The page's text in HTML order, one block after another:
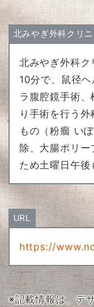
北みやぎ外科クリ
北みやぎ外科
10分で、鼠径
ラ腹腔鏡手術
り手術を行う
もの（粉瘤 い
除、大腸ポリ
ため土曜日午後
URL
https://
※記載情報は、デ